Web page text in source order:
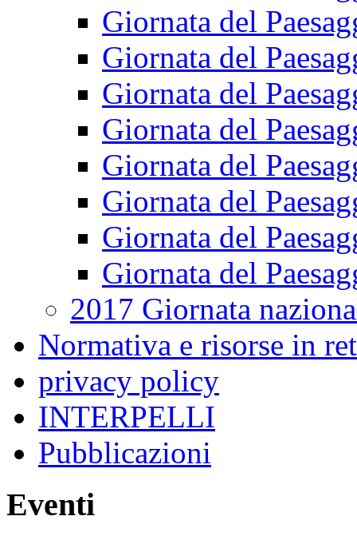
Giornata del
Giornata del
Giornata del
Giornata del
Giornata del
Giornata del
Giornata del
Giornata del
2017 Giornata
Normativa e risorse in
privacy policy
INTERPELLI
Pubblicazioni
Eventi